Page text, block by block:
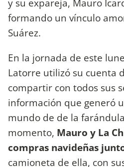
y su expareja, Mauro
formando un vínculo
Suárez.
En la jornada de este
Latorre utilizó su cuenta
compartir con todos sus
información que generó
mundo de de la
momento, Mauro y La
compras navideñas
camioneta de ella, con